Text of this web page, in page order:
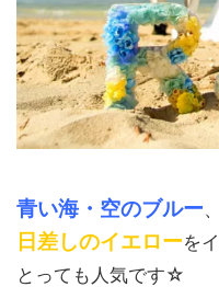
青い海・空のブルー、
日差しのイエローを
とっても人気です☆